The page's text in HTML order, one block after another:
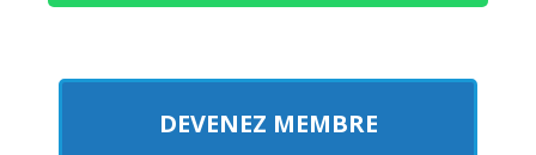
DEVENEZ MEMBRE